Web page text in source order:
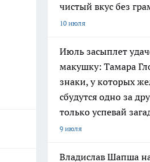
чистый вкус без
10 июля
Июль засыплет
макушку: Тамара
знаки, у которых
сбудутся одно за
только успевай
9 июля
Владислав Шапша